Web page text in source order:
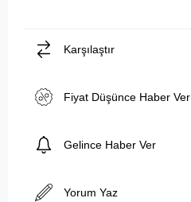
Karşılaştır
Fiyat Düşünce Haber Ver
Gelince Haber Ver
Yorum Yaz